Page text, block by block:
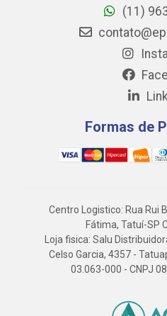
(11)
Formas de
Centro Logistico: Rua Rui
Fátima, Tatuí-SP
Loja fisica: Salu
Celso Garcia, 4357 -
03.063-000 - CNPJ